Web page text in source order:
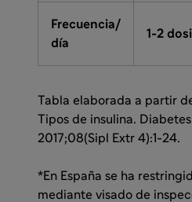
Frecuencia/
día
1-2
Tabla elaborada a partir
Tipos de insulina.
2017;08(Sipl Extr 4):1-24.
*En España se ha
mediante visado de